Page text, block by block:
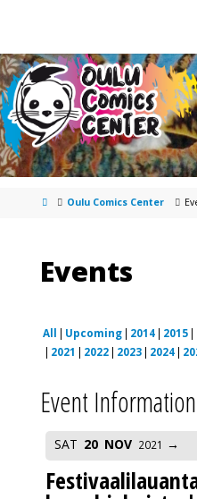
Oulu Comics Center
Events
All Upcoming 2014 2015
2021
2022 2023 2024
Event
SAT 20 NOV 2021